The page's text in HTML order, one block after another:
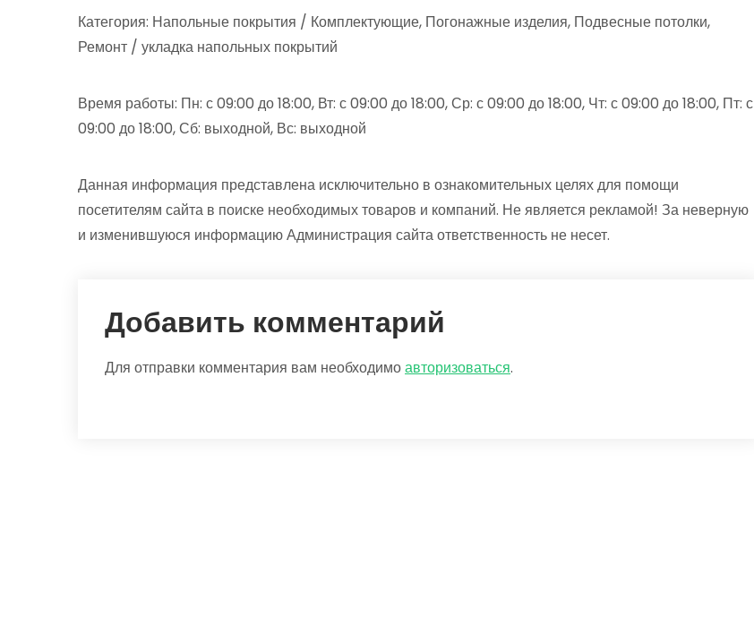
Категория: Напольные покрытия / Комплектующие, Погонажные изделия, Подвесные потолки,
Ремонт / укладка напольных покрытий
Время работы: Пн: с 09:00 до 18:00, Вт: с 09:00 до 18:00, Ср: с 09:00 до 18:00, Чт: с 09:00 до 18:00, Пт: с
09:00 до 18:00, Сб: выходной, Вс: выходной
Данная информация представлена исключительно в ознакомительных целях для помощи
посетителям сайта в поиске необходимых товаров и компаний. Не является рекламой! За неверную
и изменившуюся информацию Администрация сайта ответственность не несет.
Добавить комментарий
Для отправки комментария вам необходимоавторизоваться.